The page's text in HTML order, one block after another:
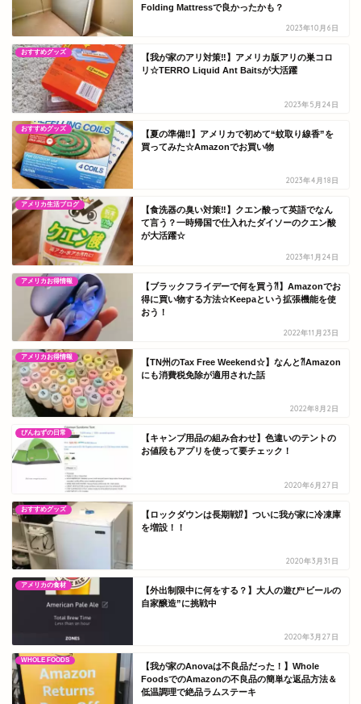
Folding Mattressで良かったかも？
2023年10月6日
おすすめグッズ
【我が家のアリ対策‼】アメリカ版アリの巣コロ
リ☆TERRO Liquid Ant Baitsが大活躍
2023年5月24日
おすすめグッズ
【夏の準備‼】アメリカで初めて“蚊取り線香”を
買ってみた☆Amazonでお買い物
2023年4月18日
アメリカ生活ブログ
【食洗器の臭い対策‼】クエン酸って英語でなん
て言う？一時帰国で仕入れたダイソーのクエン酸
が大活躍☆
2023年1月24日
アメリカお得情報
【ブラックフライデーで何を買う⁈】Amazonでお
得に買い物する方法☆Keepaという拡張機能を使
おう！
2022年11月23日
アメリカお得情報
【TN州のTax Free Weekend☆】なんと⁈Amazon
にも消費税免除が適用された話
2022年8月2日
ぴんねずの日常
【キャンプ用品の組み合わせ】色違いのテントの
お値段もアプリを使って要チェック！
2020年6月27日
おすすめグッズ
【ロックダウンは長期戦⁉】ついに我が家に冷凍庫
を増設！！
2020年3月31日
アメリカの食材
【外出制限中に何をする？】大人の遊び“ビールの
自家醸造”に挑戦中
2020年3月27日
WHOLE FOODS
【我が家のAnovaは不良品だった！】Whole
FoodsでのAmazonの不良品の簡単な返品方法＆
低温調理で絶品ラムステーキ